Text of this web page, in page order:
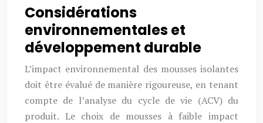
Considérations
environnementales et
développement durable
L’impact environnemental des mousses isolantes
doit être évalué de manière rigoureuse, en tenant
compte de l’analyse du cycle de vie (ACV) du
produit. Le choix de mousses à faible impact